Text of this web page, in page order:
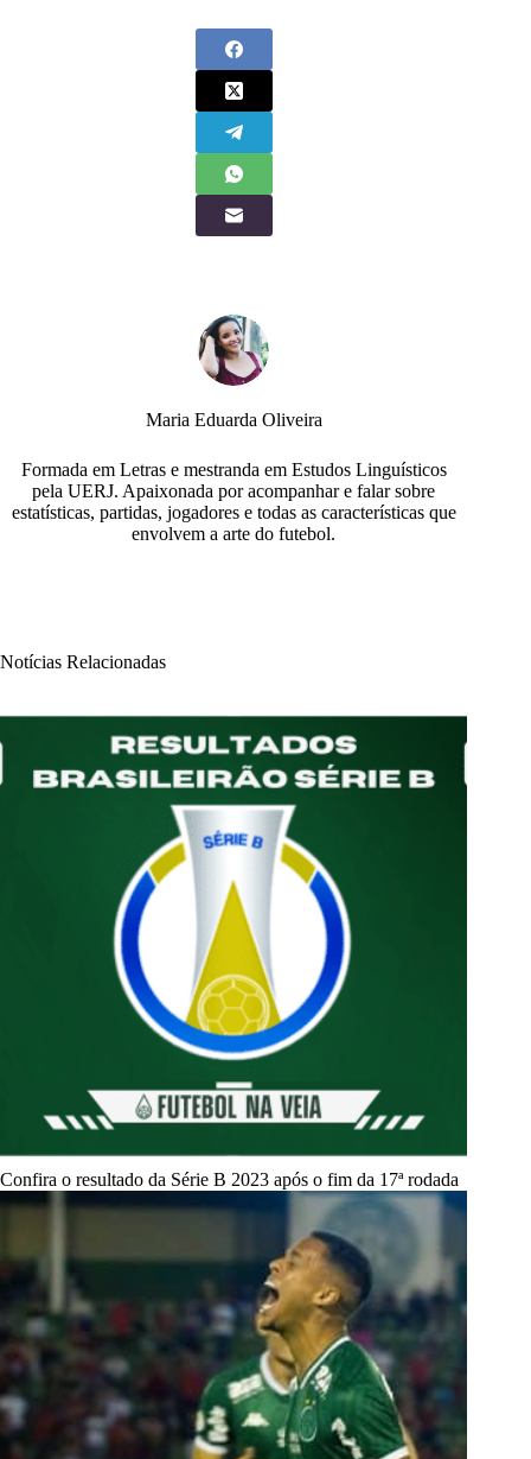
Maria Eduarda Oliveira
Formada em Letras e mestranda em Estudos Linguísticos
pela UERJ. Apaixonada por acompanhar e falar sobre
estatísticas, partidas, jogadores e todas as características que
envolvem a arte do futebol.
Notícias Relacionadas
Confira o resultado da Série B 2023 após o fim da 17ª rodada